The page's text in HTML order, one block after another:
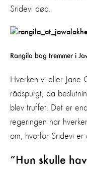
Sridevi død.
Rangila bag tremmer i
Hverken vi eller Jane
rådspurgt, da
blev truffet. Det er
regeringen har
om, hvorfor Sridevi er
”Hun skulle